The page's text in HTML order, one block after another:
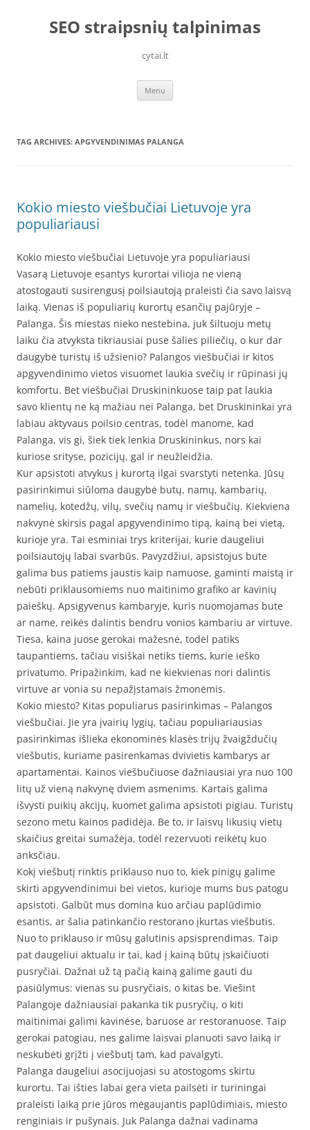
contentSEO straipsnių talpinimas
cytai.lt
Menu
TAG ARCHIVES: APGYVENDINIMAS PALANGA
Kokio miesto viešbučiai Lietuvoje yra
populiariausi
Kokio miesto viešbučiai Lietuvoje yra populiariausi
Vasarą Lietuvoje esantys kurortai vilioja ne vieną
atostogauti susirengusį poilsiautoją praleisti čia savo laisvą
laiką. Vienas iš populiarių kurortų esančių pajūryje –
Palanga. Šis miestas nieko nestebina, juk šiltuoju metų
laiku čia atvyksta tikriausiai puse šalies piliečių, o kur dar
daugybė turistų iš užsienio? Palangos viešbučiai ir kitos
apgyvendinimo vietos visuomet laukia svečių ir rūpinasi jų
komfortu. Bet viešbučiai Druskininkuose taip pat laukia
savo klientų ne ką mažiau nei Palanga, bet Druskininkai yra
labiau aktyvaus poilsio centras, todėl manome, kad
Palanga, vis gi, šiek tiek lenkia Druskininkus, nors kai
kuriose srityse, pozicijų, gal ir neužleidžia.
Kur apsistoti atvykus į kurortą ilgai svarstyti netenka. Jūsų
pasirinkimui siūloma daugybė butų, namų, kambarių,
namelių, kotedžų, vilų, svečių namų ir viešbučių. Kiekviena
nakvynė skirsis pagal apgyvendinimo tipą, kainą bei vietą,
kurioje yra. Tai esminiai trys kriterijai, kurie daugeliui
poilsiautojų labai svarbūs. Pavyzdžiui, apsistojus bute
galima bus patiems jaustis kaip namuose, gaminti maistą ir
nebūti priklausomiems nuo maitinimo grafiko ar kavinių
paieškų. Apsigyvenus kambaryje, kuris nuomojamas bute
ar name, reikės dalintis bendru vonios kambariu ar virtuve.
Tiesa, kaina juose gerokai mažesnė, todėl patiks
taupantiems, tačiau visiškai netiks tiems, kurie ieško
privatumo. Pripažinkim, kad ne kiekvienas nori dalintis
virtuve ar vonia su nepažįstamais žmonėmis.
Kokio miesto? Kitas populiarus pasirinkimas – Palangos
viešbučiai. Jie yra įvairių lygių, tačiau populiariausias
pasirinkimas išlieka ekonominės klasės trijų žvaigždučių
viešbutis, kuriame pasirenkamas dvivietis kambarys ar
apartamentai. Kainos viešbučiuose dažniausiai yra nuo 100
litų už vieną nakvynę dviem asmenims. Kartais galima
išvysti puikių akcijų, kuomet galima apsistoti pigiau. Turistų
sezono metu kainos padidėja. Be to, ir laisvų likusių vietų
skaičius greitai sumažėja, todėl rezervuoti reikėtų kuo
anksčiau.
Kokį viešbutį rinktis priklauso nuo to, kiek pinigų galime
skirti apgyvendinimui bei vietos, kurioje mums bus patogu
apsistoti. Galbūt mus domina kuo arčiau paplūdimio
esantis, ar šalia patinkančio restorano įkurtas viešbutis.
Nuo to priklauso ir mūsų galutinis apsisprendimas. Taip
pat daugeliui aktualu ir tai, kad į kainą būtų įskaičiuoti
pusryčiai. Dažnai už tą pačią kainą galime gauti du
pasiūlymus: vienas su pusryčiais, o kitas be. Viešint
Palangoje dažniausiai pakanka tik pusryčių, o kiti
maitinimai galimi kavinėse, baruose ar restoranuose. Taip
gerokai patogiau, nes galime laisvai planuoti savo laiką ir
neskubėti grįžti į viešbutį tam, kad pavalgyti.
Palanga daugeliui asocijuojasi su atostogoms skirtu
kurortu. Tai išties labai gera vieta pailsėti ir turiningai
praleisti laiką prie jūros mėgaujantis paplūdimiais, miesto
renginiais ir pušynais. Juk Palanga dažnai vadinama